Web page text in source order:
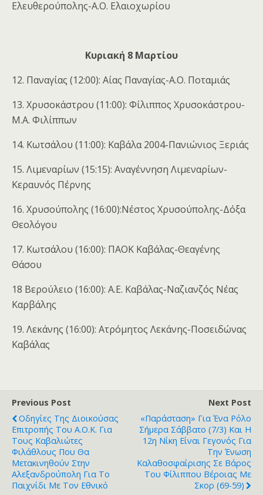
Ελευθερούπολης-Α.Ο. Ελαιοχωρίου
Κυριακή 8 Μαρτίου
12. Παναγίας (12:00): Αίας Παναγίας-Α.Ο. Ποταμιάς
13. Χρυσοκάστρου (11:00): Φίλιππος Χρυσοκάστρου-
Μ.Α. Φιλίππων
14. Κωτσάλου (11:00): Καβάλα 2004-Πανιώνιος Ξεριάς
15. Λιμεναρίων (15:15): Αναγέννηση Λιμεναρίων-
Κεραυνός Πέρνης
16. Χρυσούπολης (16:00):Νέστος Χρυσούπολης-Δόξα
Θεολόγου
17. Κωτσάλου (16:00): ΠΑΟΚ Καβάλας-Θεαγένης
Θάσου
18 Βερούλειο (16:00): Α.Ε. Καβάλας-Ναζιανζός Νέας
Καρβάλης
19. Λεκάνης (16:00): Ατρόμητος Λεκάνης-Ποσειδώνας
Καβάλας
Previous Post
Οδηγίες Της Διοικούσας
Επιτροπής Του Α.Ο.Κ. Για
Τους Καβαλιώτες
Φιλάθλους Που Θα
Μετακινηθούν Στην
Αλεξανδρούπολη Για Το
Παιχνίδι Με Τον Εθνικό
Next Post
«Παράσταση» Για Ένα Ρόλο
Σήμερα Σάββατο (7/3) Και Η
12η Νίκη Είναι Γεγονός Για
Την Ένωση
Καλαθοσφαίρισης Σε Βάρος
Του Φίλιππου Βέροιας Με
Σκορ (69-59)